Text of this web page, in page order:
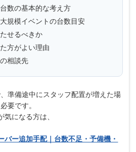
数の基本的な考え方
規模イベントの台数目安
せるべきか
方がよい理由
相談先
準備途中にスタッフ配置が増えた場
要です。
になる方は、
バー追加手配｜台数不足・予備機・